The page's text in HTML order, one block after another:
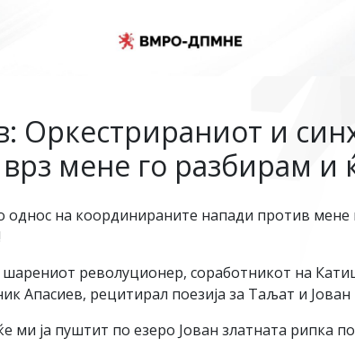
Оркестрираниот и
мене го разбирам и
однос на координираните напади против
револуционер, соработникот на
Апасиев, рецитирал поезија за Таљат и
ми ја пуштит по езеро Јован златната